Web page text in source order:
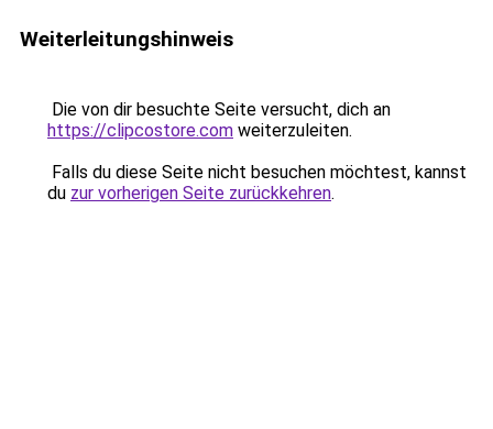
Weiterleitungshinweis
Die von dir besuchte Seite versucht, dich an
https://clipcostore.com weiterzuleiten.
Falls du diese Seite nicht besuchen möchtest, kannst
du zur vorherigen Seite zurückkehren.